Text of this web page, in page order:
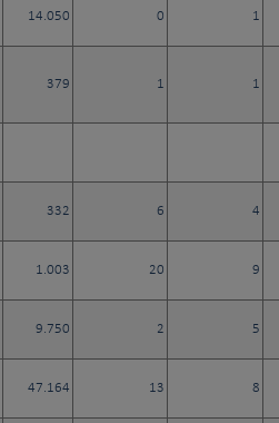
14.050 0 1
379 1 1
332 6 4
1.003 20 9
9.750 2 5
47.164 13 8